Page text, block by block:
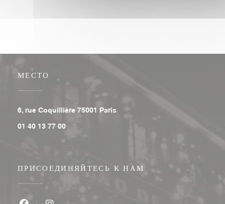
МЕСТО
6, rue Coquillière 75001 Paris
01 40 13 77 00
ПРИСОЕДИНЯЙТЕСЬ К НАМ